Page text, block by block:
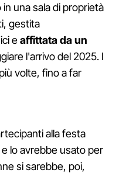
una sala di proprietà
gestita
eaffittata da un
l'arrivo del 2025. I
volte, fino a far
alla festa
e lo avrebbe usato per
si sarebbe, poi,